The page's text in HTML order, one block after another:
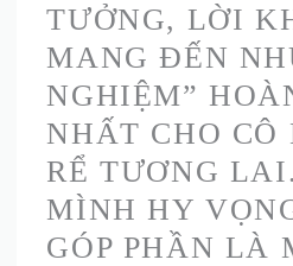
TƯỞNG, LỜI
MANG ĐẾN
NGHIỆM”
NHẤT CHO CÔ
RỂ TƯƠNG
MÌNH HY
GÓP PHẦN LÀ